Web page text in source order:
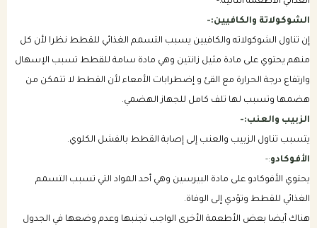
الشوكولاتة والكافيين:-
إن تناول الشوكولاته والكافيين يسبب التسمم الغذائي للقطط نظرا لأن كل
منهم يحتوي على مادة مثيل زانتين وهي مادة سامة للقطط تسبب الإسهال
وارتفاع درجة الحرارة مع القئ و إضطرابات الأمعاء لأن القطط لا تتمكن من
هضمها وتسبب لها تلف كامل للجهاز الهضمي.
الزبيب والعنب:-
يتسبب تناول الزبيب والعنب إلى إصابة القطط بالفشل الكلوي.
الأفوكادو:-
يحتوي الأفوكادو على مادة البيرسين وهي أحد المواد التي تسبب التسمم
الغذائي للقطط وتؤدي إلى الوفاة.
هناك أيضا بعض الأطعمة الأخرى الواجب تجنبها وعدم وضعها في الجدول